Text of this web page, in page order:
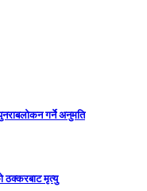
गर्ने अनुमति
ठक्करबाट मृत्यु